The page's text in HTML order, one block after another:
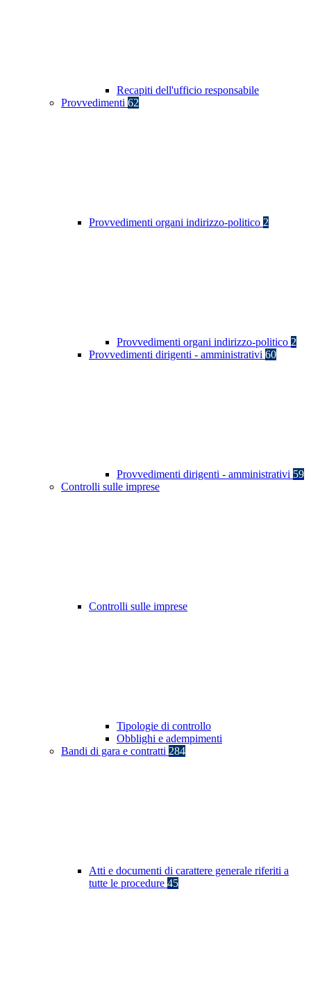
Recapiti dell'ufficio responsabile
Provvedimenti 62
Provvedimenti organi indirizzo-politico 2
Provvedimenti organi indirizzo-politico 2
Provvedimenti dirigenti - amministrativi 60
Provvedimenti dirigenti - amministrativi 59
Controlli sulle imprese
Controlli sulle imprese
Tipologie di controllo
Obblighi e adempimenti
Bandi di gara e contratti 284
Atti e documenti di carattere generale riferiti a
tutte le procedure 45